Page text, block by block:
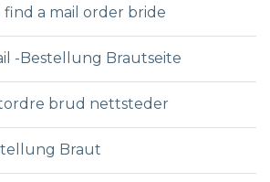
a mail order bride
-Bestellung Brautseite
brud nettsteder
Braut